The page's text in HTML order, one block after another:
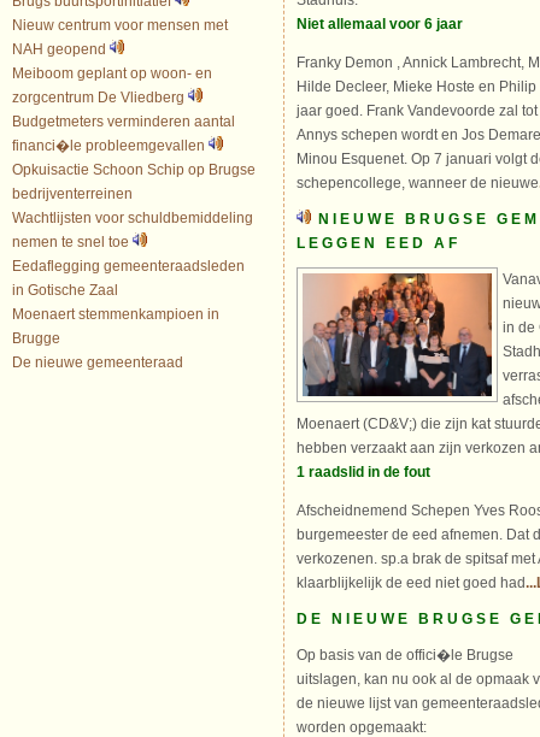
Nieuw centrum voor mensen met
NAH geopend
Meiboom geplant op woon- en
zorgcentrum De Vliedberg
Budgetmeters verminderen aantal
financi�le probleemgevallen
Opkuisactie Schoon Schip op Brugse
bedrijventerreinen
Wachtlijsten voor schuldbemiddeling
nemen te snel toe
Eedaflegging gemeenteraadsleden
in Gotische Zaal
Moenaert stemmenkampioen in
Brugge
De nieuwe gemeenteraad
Niet allemaal voor 6 jaar
Franky Demon , Annick Lambrecht,
Hilde Decleer, Mieke Hoste en
jaar goed. Frank Vandevoorde zal
Annys schepen wordt en Jos
Minou Esquenet. Op 7 januari volgt
schepencollege, wanneer de nieuwe
NIEUWE BRUGSE
LEGGEN EED AF
in de
Moenaert (CD&V;) die zijn kat
hebben verzaakt aan zijn verkozen
1 raadslid in de fout
Afscheidnemend Schepen Yves
burgemeester de eed afnemen. Dat
verkozenen. sp.a brak de spitsaf
klaarblijkelijk de eed niet goed had
DE NIEUWE BRUGSE
Op basis van de offici�le Brugse
uitslagen, kan nu ook al de opmaak
de nieuwe lijst van
worden opgemaakt: